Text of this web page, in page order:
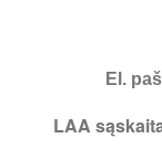
El.
LAA